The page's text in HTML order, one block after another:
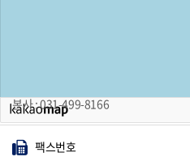
본사 : 031-499-8166
팩스번호